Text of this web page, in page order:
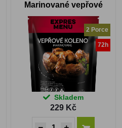
Marinované vepřové
koleno 2 PORCE
2 Porce
72h
Skladem
229 Kč